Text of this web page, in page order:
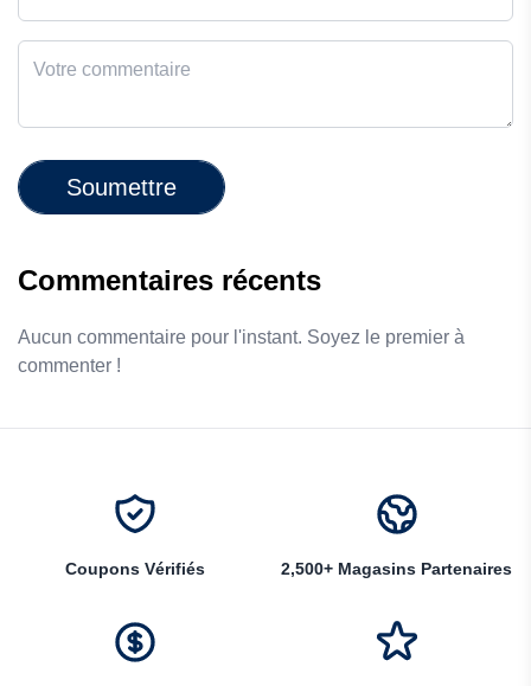
Soumettre
Commentaires récents
Aucun commentaire pour l'instant. Soyez le premier à
commenter !
Coupons Vérifiés 2,500+ Magasins Partenaires